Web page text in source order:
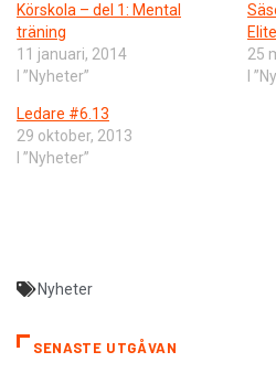
Körskola – del 1: Mental
träning
11 januari, 2014
I ”Nyheter”
Elite
25
I
Ledare #6.13
29 oktober, 2013
I ”Nyheter”
Nyheter
SENASTE UTGÅVAN